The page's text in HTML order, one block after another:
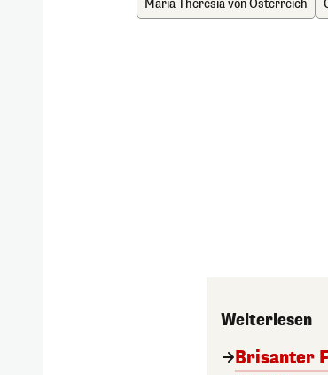
Maria Theresia von Österreich
Weiterlesen
Brisanter